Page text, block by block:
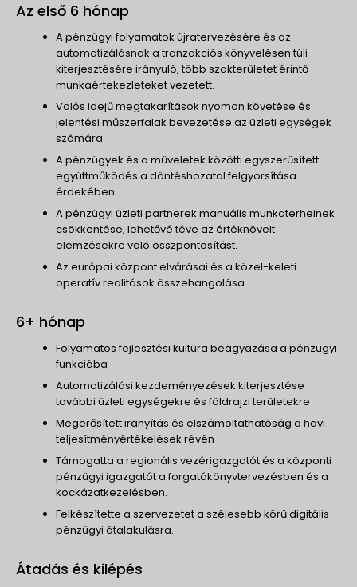
Az első 6 hónap
A pénzügyi folyamatok újratervezésére és az
automatizálásnak a tranzakciós könyvelésen túli
kiterjesztésére irányuló, több szakterületet érintő
munkaértekezleteket vezetett.
Valós idejű megtakarítások nyomon követése és
jelentési műszerfalak bevezetése az üzleti egységek
számára.
A pénzügyek és a műveletek közötti egyszerűsített
együttműködés a döntéshozatal felgyorsítása
érdekében
A pénzügyi üzleti partnerek manuális munkaterheinek
csökkentése, lehetővé téve az értéknövelt
elemzésekre való összpontosítást.
Az európai központ elvárásai és a közel-keleti
operatív realitások összehangolása.
6+ hónap
Folyamatos fejlesztési kultúra beágyazása a pénzügyi
funkcióba
Automatizálási kezdeményezések kiterjesztése
további üzleti egységekre és földrajzi területekre
Megerősített irányítás és elszámoltathatóság a havi
teljesítményértékelések révén
Támogatta a regionális vezérigazgatót és a központi
pénzügyi igazgatót a forgatókönyvtervezésben és a
kockázatkezelésben.
Felkészítette a szervezetet a szélesebb körű digitális
pénzügyi átalakulásra.
Átadás és kilépés